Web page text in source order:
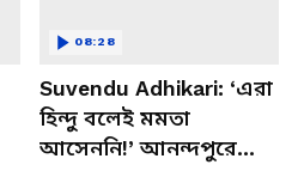
Suvendu Adhikari: ‘এরা
হিন্দু বলেই মমতা
আসেননি!’ আনন্দপুরে
08:28